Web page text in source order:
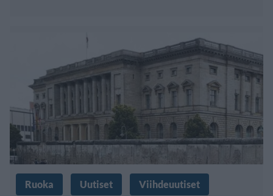
Ruoka Uutiset Viihdeuutiset